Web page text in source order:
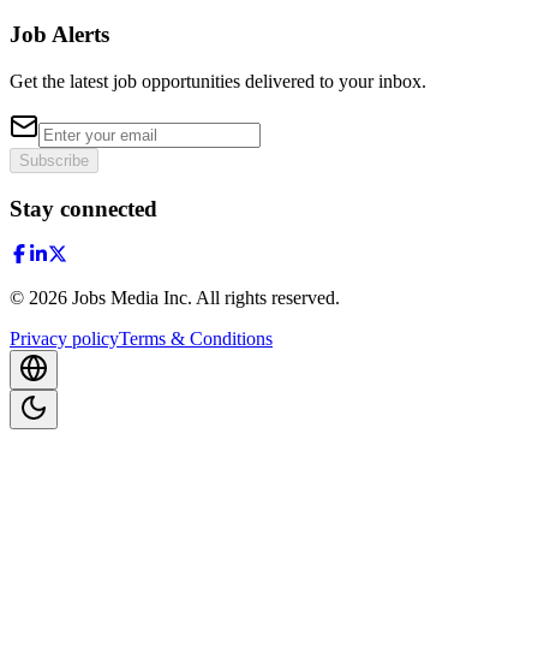
Job Alerts
Get the latest job opportunities delivered to your inbox.
Subscribe
Stay connected
© 2026 Jobs Media Inc. All rights reserved.
Privacy policyTerms & Conditions